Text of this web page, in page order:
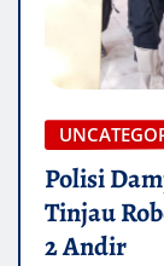
Polisi
Tinjau
2 Andir